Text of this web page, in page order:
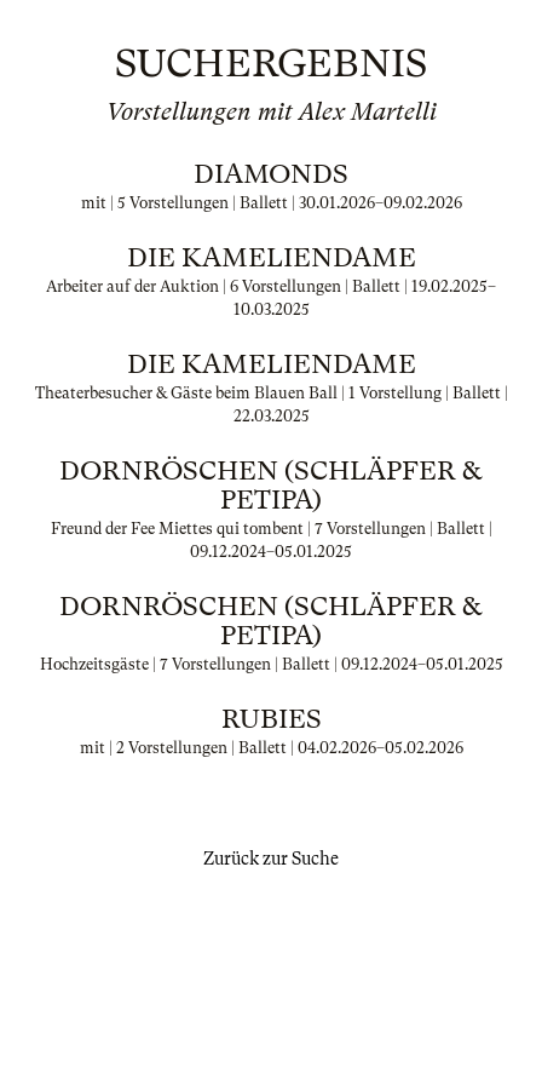
SUCHERGEBNIS
Vorstellungen mit Alex Martelli
DIAMONDS
mit | 5 Vorstellungen | Ballett | 30.01.2026–09.02.2026
DIE KAMELIENDAME
Arbeiter auf der Auktion | 6 Vorstellungen | Ballett | 19.02.2025–
10.03.2025
DIE KAMELIENDAME
Theaterbesucher & Gäste beim Blauen Ball | 1 Vorstellung | Ballett |
22.03.2025
DORNRÖSCHEN (SCHLÄPFER &
PETIPA)
Freund der Fee Miettes qui tombent | 7 Vorstellungen | Ballett |
09.12.2024–05.01.2025
DORNRÖSCHEN (SCHLÄPFER &
PETIPA)
Hochzeitsgäste | 7 Vorstellungen | Ballett | 09.12.2024–05.01.2025
RUBIES
mit | 2 Vorstellungen | Ballett | 04.02.2026–05.02.2026
Zurück zur Suche